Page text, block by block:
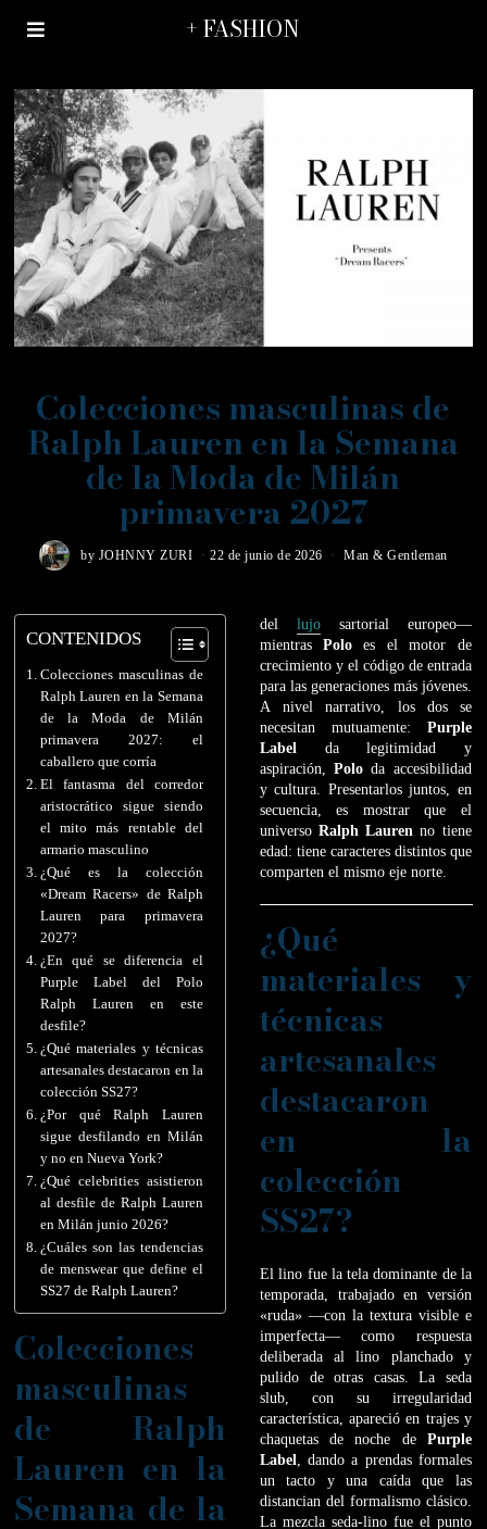
+ FASHION
Colecciones masculinas de
Ralph Lauren en la Semana
de la Moda de Milán
primavera 2027
by JOHNNY ZURI 22 de junio de 2026 Man & Gentleman
CONTENIDOS
Colecciones masculinas de
Ralph Lauren en la Semana
de la Moda de Milán
primavera 2027: el
caballero que corría
El fantasma del corredor
aristocrático sigue siendo
el mito más rentable del
armario masculino
¿Qué es la colección
«Dream Racers» de Ralph
Lauren para primavera
2027?
¿En qué se diferencia el
Purple Label del Polo
Ralph Lauren en este
desfile?
¿Qué materiales y técnicas
artesanales destacaron en la
colección SS27?
¿Por qué Ralph Lauren
sigue desfilando en Milán
y no en Nueva York?
¿Qué celebrities asistieron
al desfile de Ralph Lauren
en Milán junio 2026?
¿Cuáles son las tendencias
de menswear que define el
SS27 de Ralph Lauren?
Colecciones
masculinas
de Ralph
Lauren en la
Semana de la
del lujosartorial europeo—
mientras Poloes el motor de
crecimiento y el código de entrada
para las generaciones más jóvenes.
A nivel narrativo, los dos se
necesitan mutuamente: Purple
Label da legitimidad y
aspiración, Poloda accesibilidad
y cultura. Presentarlos juntos, en
secuencia, es mostrar que el
universo Ralph Lauren no tiene
edad: tiene caracteres distintos que
comparten el mismo eje norte.
¿Qué
materiales y
técnicas
artesanales
destacaron
en la
colección
SS27?
El lino fue la tela dominante de la
temporada, trabajado en versión
«ruda» —con la textura visible e
imperfecta— como respuesta
deliberada al lino planchado y
pulido de otras casas. La seda
slub, con su irregularidad
característica, apareció en trajes y
chaquetas de noche de Purple
Label , dando a prendas formales
un tacto y una caída que las
distancian del formalismo clásico.
La mezcla seda-lino fue el punto